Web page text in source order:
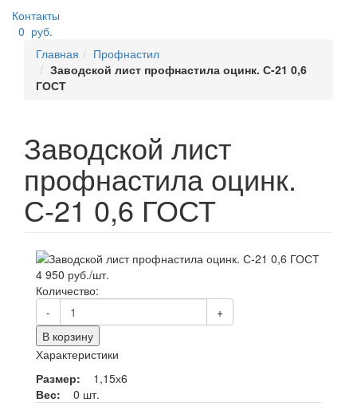
Контакты
0 руб.
Главная
Профнастил
Заводской лист профнастила оцинк. С-21 0,6
ГОСТ
Заводской лист
профнастила оцинк.
С-21 0,6 ГОСТ
4 950 руб./шт.
Количество:
-
+
В корзину
Характеристики
Размер:
1,15х6
Вес:
0 шт.